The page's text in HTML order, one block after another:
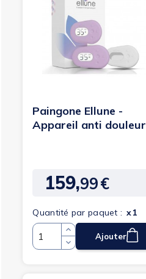
Paingone Ellune -
Appareil anti douleur
Prix
159,99€
Quantité par paquet : x1
QuantitéAjouter